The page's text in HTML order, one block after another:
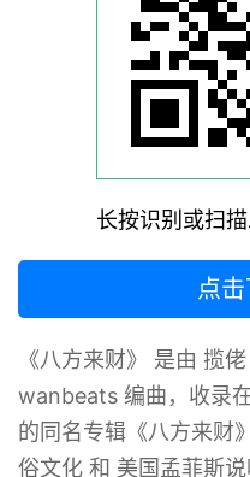
长按识别或扫
点
《八方来财》 ‌是由 揽
wanbeats 编曲，收录
的同名专辑《八方来财
俗文化 和 美国孟菲斯